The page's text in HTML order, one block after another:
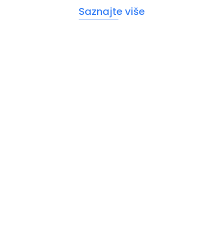
Saznajte više